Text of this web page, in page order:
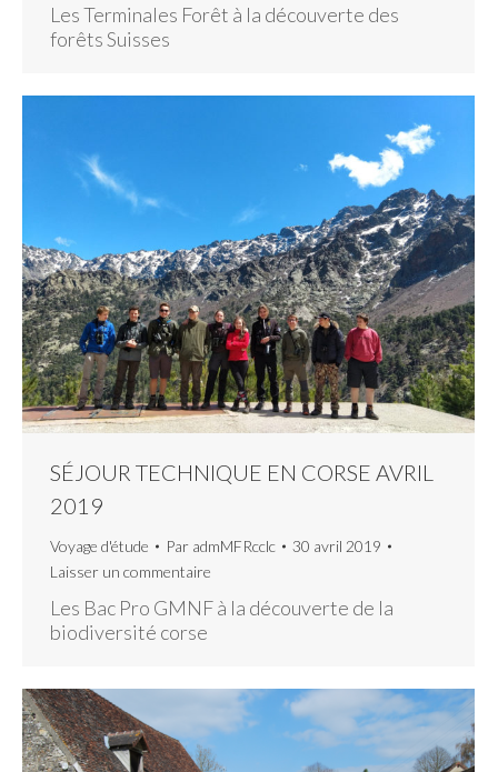
Les Terminales Forêt à la découverte des
forêts Suisses
SÉJOUR TECHNIQUE EN CORSE AVRIL
2019
Voyage d'étude Par admMFRcclc
30 avril 2019
Laisser un commentaire
Les Bac Pro GMNF à la découverte de la
biodiversité corse